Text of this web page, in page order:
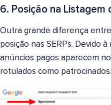
6. Posição na Listagem
Outra grande diferença entre
posição nas SERPs. Devido
anúncios pagos aparecem
rotulados como patrocinados.